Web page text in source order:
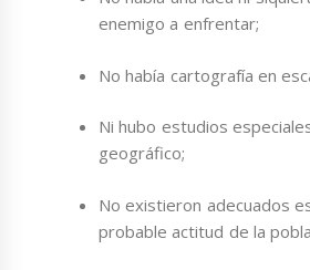
enemigo a enfrentar;
No había cartografía en
Ni hubo estudios
geográfico;
No existieron adecuados
probable actitud de la